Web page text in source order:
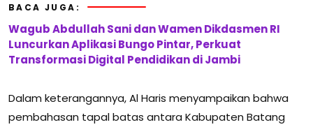
BACA JUGA:
Wagub Abdullah Sani dan Wamen Dikdasmen RI
Luncurkan Aplikasi Bungo Pintar, Perkuat
Transformasi Digital Pendidikan di Jambi
Dalam keterangannya, Al Haris menyampaikan bahwa
pembahasan tapal batas antara Kabupaten Batang